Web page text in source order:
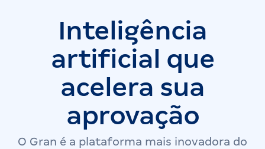
Inteligência
artificial que
acelera sua
aprovação
O Gran é a plataforma mais inovadora do